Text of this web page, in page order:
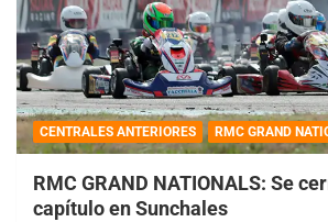
CENTRALES ANTERIORES RMC GRAND
RMC GRAND NATIONALS: Se
capítulo en Sunchales